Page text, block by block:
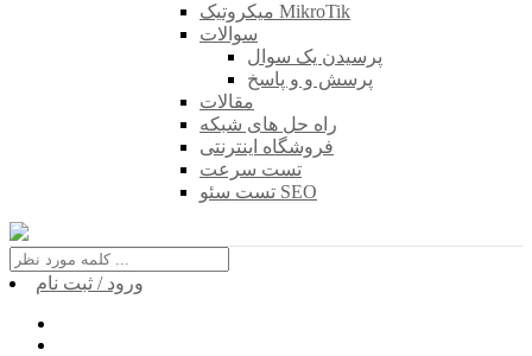
میکروتیک MikroTik
سوالات
پرسیدن یک سوال
پرسش و و پاسخ
مقالات
راه حل های شبکه
فروشگاه اینترنتی
تست سرعت
تست سئو SEO
ورود / ثبت نام